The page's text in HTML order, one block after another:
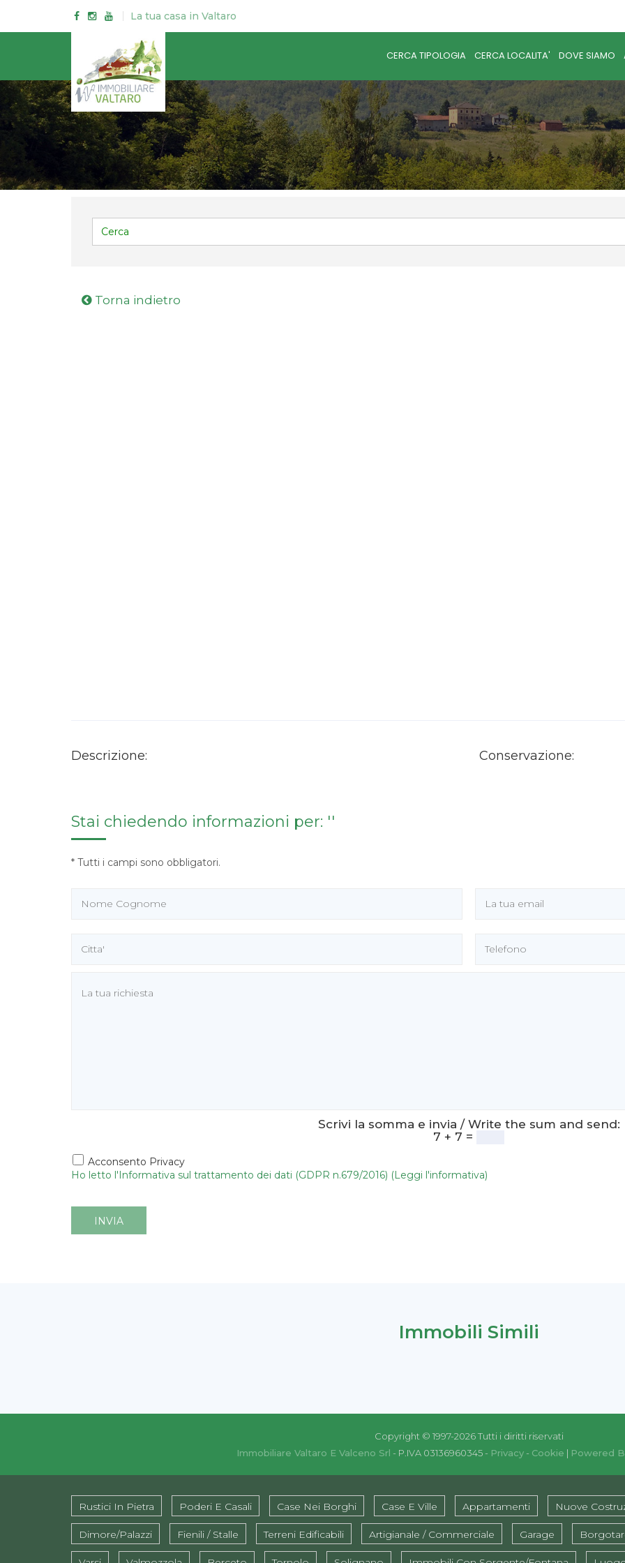
La tua casa in Valtaro
CERCA TIPOLOGIA CERCA LOCALITA' DOVE SIAMO
Torna indietro
Descrizione: Conservazione:
Stai chiedendo informazioni per: ''
* Tutti i campi sono obbligatori.
Scrivi la somma e invia / Write the sum and send:
7 + 7 =
Acconsento Privacy
Ho letto l'Informativa sul trattamento dei dati (GDPR n.679/2016) (Leggi l'informativa)
INVIA
Immobili Simili
Copyright © 1997-2026 Tutti i diritti riservati
Immobiliare Valtaro E Valceno Srl - P.IVA 03136960345 - Privacy- Cookie | Powered
Rustici In Pietra Poderi E Casali Case Nei Borghi Case E Ville Appartamenti Nuove
Dimore/Palazzi Fienili / Stalle Terreni Edificabili Artigianale / Commerciale Garage